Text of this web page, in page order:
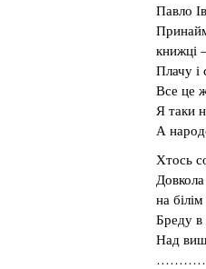
Павло
книжці
Плачу і
Все це
Я таки
А
Хтось
на
Бреду
Над